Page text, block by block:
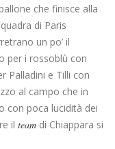
che finisce alla
di Paris
un po’ il
per i rossoblù con
Palladini e Tilli con
al campo che in
con poca lucidità dei
il team di Chiappara si